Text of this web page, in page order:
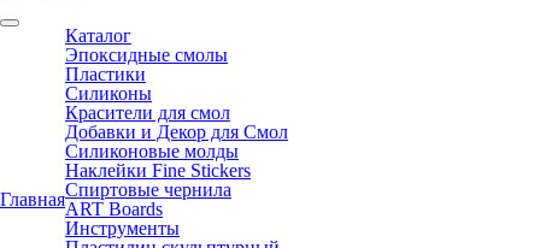
Главная
Каталог
Эпоксидные смолы
Пластики
Силиконы
Красители для смол
Добавки и Декор для Смол
Силиконовые молды
Наклейки Fine Stickers
Спиртовые чернила
ART Boards
Инструменты